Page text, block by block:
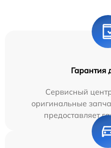
Гарантия
Сервисный
оригинальные
предоставляет